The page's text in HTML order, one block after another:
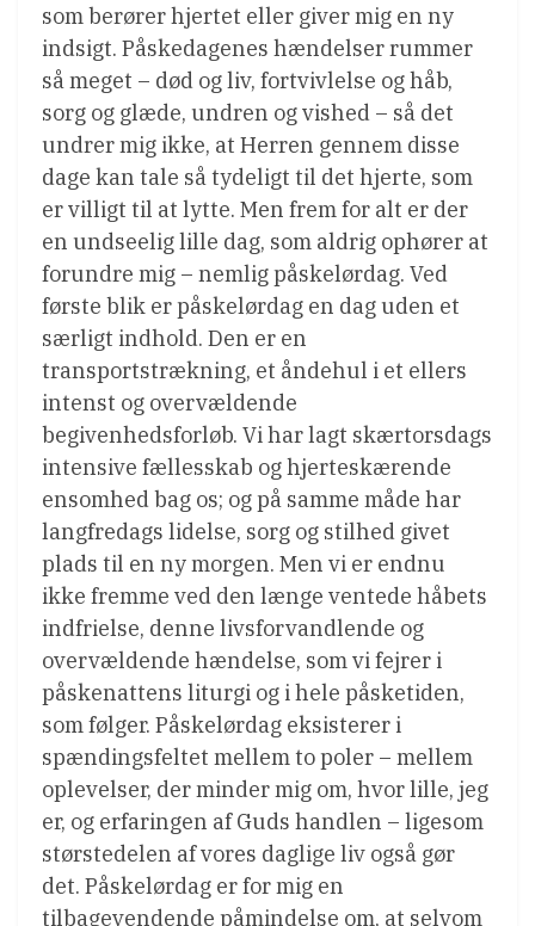
som berører hjertet eller giver mig en ny
indsigt. Påskedagenes hændelser rummer
så meget – død og liv, fortvivlelse og håb,
sorg og glæde, undren og vished – så det
undrer mig ikke, at Herren gennem disse
dage kan tale så tydeligt til det hjerte, som
er villigt til at lytte. Men frem for alt er der
en undseelig lille dag, som aldrig ophører at
forundre mig – nemlig påskelørdag. Ved
første blik er påskelørdag en dag uden et
særligt indhold. Den er en
transportstrækning, et åndehul i et ellers
intenst og overvældende
begivenhedsforløb. Vi har lagt skærtorsdags
intensive fællesskab og hjerteskærende
ensomhed bag os; og på samme måde har
langfredags lidelse, sorg og stilhed givet
plads til en ny morgen. Men vi er endnu
ikke fremme ved den længe ventede håbets
indfrielse, denne livsforvandlende og
overvældende hændelse, som vi fejrer i
påskenattens liturgi og i hele påsketiden,
som følger. Påskelørdag eksisterer i
spændingsfeltet mellem to poler – mellem
oplevelser, der minder mig om, hvor lille, jeg
er, og erfaringen af Guds handlen – ligesom
størstedelen af vores daglige liv også gør
det. Påskelørdag er for mig en
tilbagevendende påmindelse om, at selvom